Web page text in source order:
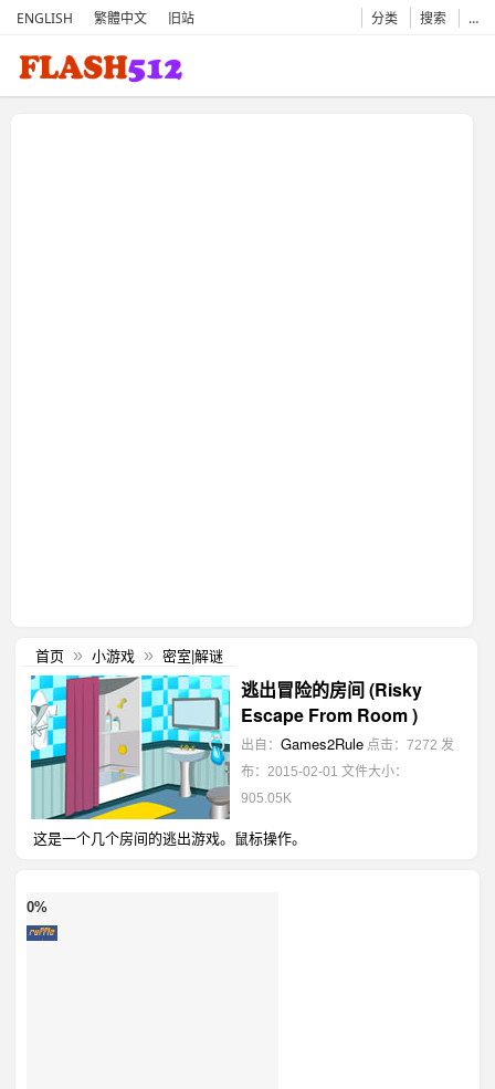
ENGLISH 繁體中文 旧站 分类 搜索 …
首页 » 小游戏 » 密室|解谜
逃出冒险的房间 (Risky
Escape From Room )
出自： Games2Rule 点击：7272 发
布：2015-02-01 文件大小：
905.05K
这是一个几个房间的逃出游戏。鼠标操作。
0%